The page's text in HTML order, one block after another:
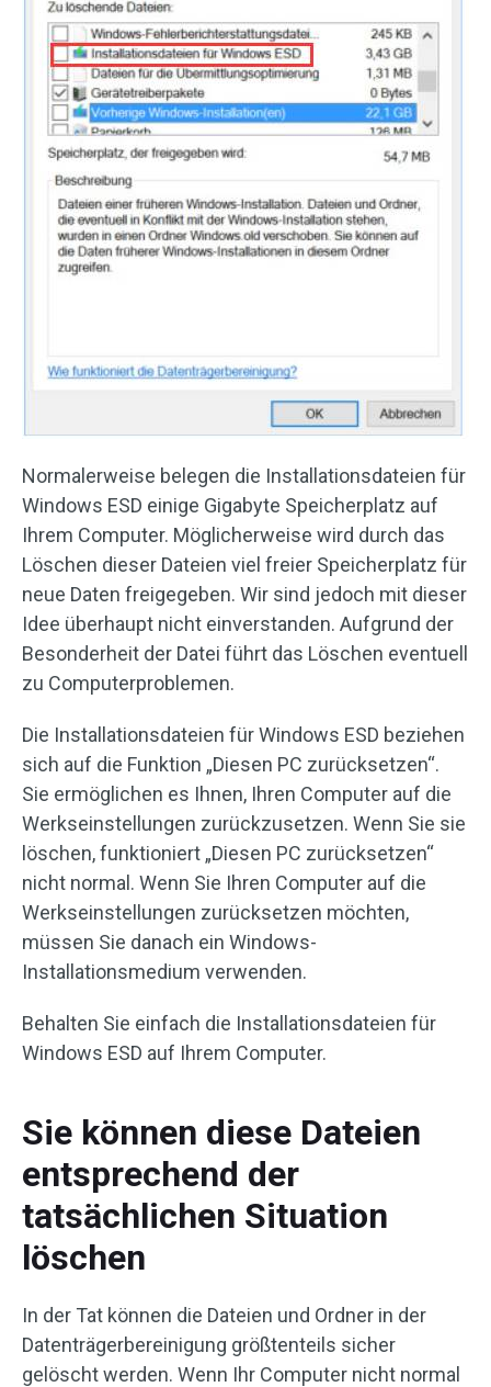
Normalerweise belegen die Installationsdateien für
Windows ESD einige Gigabyte Speicherplatz auf
Ihrem Computer. Möglicherweise wird durch das
Löschen dieser Dateien viel freier Speicherplatz für
neue Daten freigegeben. Wir sind jedoch mit dieser
Idee überhaupt nicht einverstanden. Aufgrund der
Besonderheit der Datei führt das Löschen eventuell
zu Computerproblemen.
Die Installationsdateien für Windows ESD beziehen
sich auf die Funktion „Diesen PC zurücksetzen“.
Sie ermöglichen es Ihnen, Ihren Computer auf die
Werkseinstellungen zurückzusetzen. Wenn Sie sie
löschen, funktioniert „Diesen PC zurücksetzen“
nicht normal. Wenn Sie Ihren Computer auf die
Werkseinstellungen zurücksetzen möchten,
müssen Sie danach ein Windows-
Installationsmedium verwenden.
Behalten Sie einfach die Installationsdateien für
Windows ESD auf Ihrem Computer.
Sie können diese Dateien
entsprechend der
tatsächlichen Situation
löschen
In der Tat können die Dateien und Ordner in der
Datenträgerbereinigung größtenteils sicher
gelöscht werden. Wenn Ihr Computer nicht normal